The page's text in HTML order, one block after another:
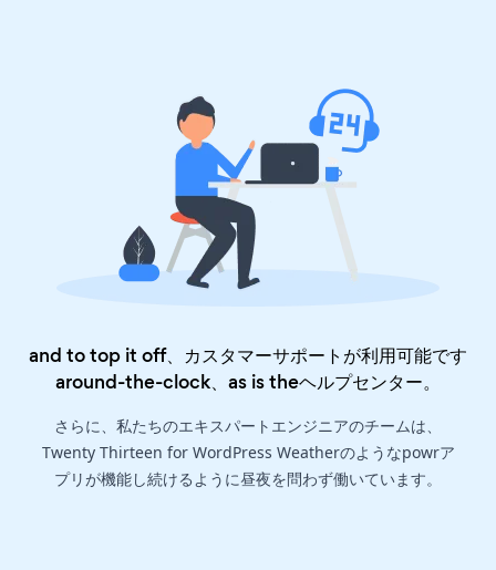
and to top it off、カスタマーサポートが利用可能です
around-the-clock、as is theヘルプセンター。
さらに、私たちのエキスパートエンジニアのチームは、
Twenty Thirteen for WordPress Weatherのようなpowrア
プリが機能し続けるように昼夜を問わず働いています。